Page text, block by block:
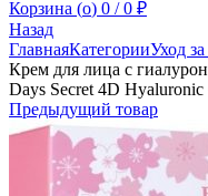
Корзина (o) 0 / 0 ₽
Назад
ГлавнаяКатегорииУход
Крем для лица с
Days Secret 4D
Предыдущий товар